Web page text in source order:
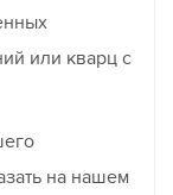
или кварц с
на нашем